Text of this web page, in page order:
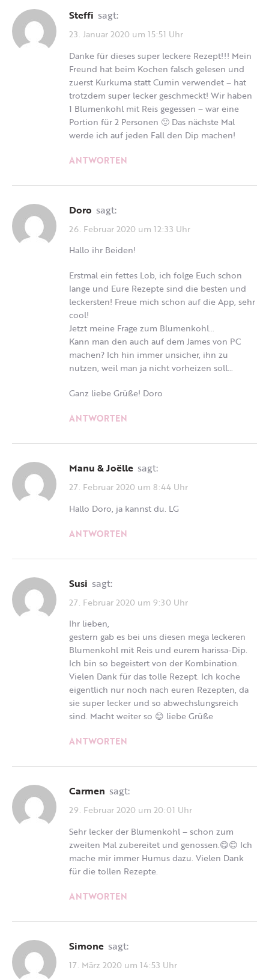
Steffi sagt:
23. Januar 2020 um 15:51 Uhr
Danke für dieses super leckere Rezept!!! Mein
Freund hat beim Kochen falsch gelesen und
zuerst Kurkuma statt Cumin verwendet – hat
trotzdem super lecker geschmeckt! Wir haben
1 Blumenkohl mit Reis gegessen – war eine
Portion für 2 Personen 🙂 Das nächste Mal
werde ich auf jeden Fall den Dip machen!
ANTWORTEN
Doro sagt:
26. Februar 2020 um 12:33 Uhr
Hallo ihr Beiden!
Erstmal ein fettes Lob, ich folge Euch schon
lange und Eure Rezepte sind die besten und
leckersten! Freue mich schon auf die App, sehr
cool!
Jetzt meine Frage zum Blumenkohl…
Kann man den auch auf dem James von PC
machen? Ich hin immer unsicher, ihn zu
nutzen, weil man ja nicht vorheizen soll…
Ganz liebe Grüße! Doro
ANTWORTEN
Manu & Joëlle sagt:
27. Februar 2020 um 8:44 Uhr
Hallo Doro, ja kannst du. LG
ANTWORTEN
Susi sagt:
27. Februar 2020 um 9:30 Uhr
Ihr lieben,
gestern gab es bei uns diesen mega leckeren
Blumenkohl mit Reis und eurem harissa-Dip.
Ich bin so begeistert von der Kombination.
Vielen Dank für das tolle Rezept. Ich koche
eigentlich nur noch nach euren Rezepten, da
sie super lecker und so abwechslungsreich
sind. Macht weiter so 😊 liebe Grüße
ANTWORTEN
Carmen sagt:
29. Februar 2020 um 20:01 Uhr
Sehr lecker der Blumenkohl – schon zum
zweiten Mal zubereitet und genossen.😋😊 Ich
mache mir immer Humus dazu. Vielen Dank
für die tollen Rezepte.
ANTWORTEN
Simone sagt:
17. März 2020 um 14:53 Uhr